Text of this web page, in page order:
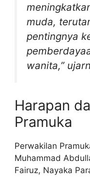
muda,
pentingnya
wanita,”
Harapan
Pramuka
Perwakilan
Muhammad
Fairuz, Nayaka